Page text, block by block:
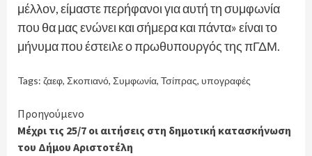
μέλλον, είμαστε περήφανοι για αυτή τη συμφωνία
που θα μας ενώνει και σήμερα και πάντα» είναι το
μήνυμα που έστειλε ο πρωθυπουργός της πΓΔΜ.
Tags: ζαεφ, Σκοπιανό, Συμφωνία, Τσίπρας, υπογραφές
Continue
Reading
Προηγούμενο
Μέχρι τις 25/7 οι αιτήσεις στη δημοτική κατασκήνωση
του Δήμου Αριστοτέλη